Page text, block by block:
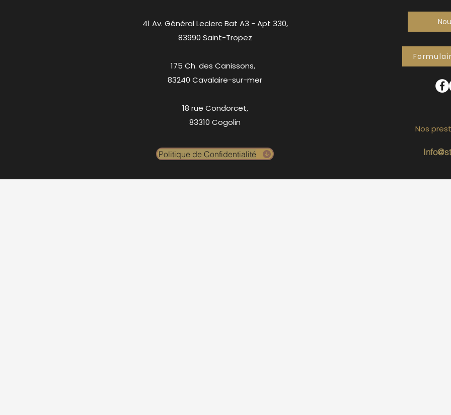
41 Av. Général Leclerc Bat A3 - Apt 330,
83990 Saint-Tropez
175 Ch. des Canissons,
83240 Cavalaire-sur-mer
18 rue Condorcet,
83310 Cogolin
Politique de Confidentialité
Nos